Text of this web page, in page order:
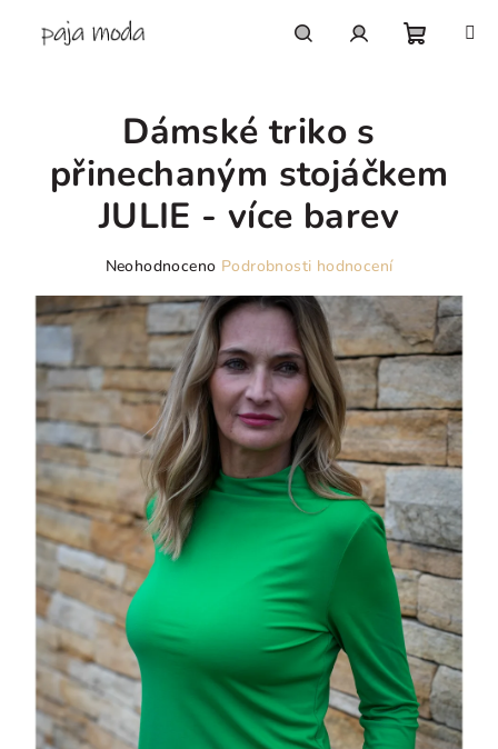
Dámské triko s
přinechaným stojáčkem
JULIE - více barev
Průměrné
produktu
je
z
5
hvězdiček.
Neohodnoceno Podrobnosti hodnocení